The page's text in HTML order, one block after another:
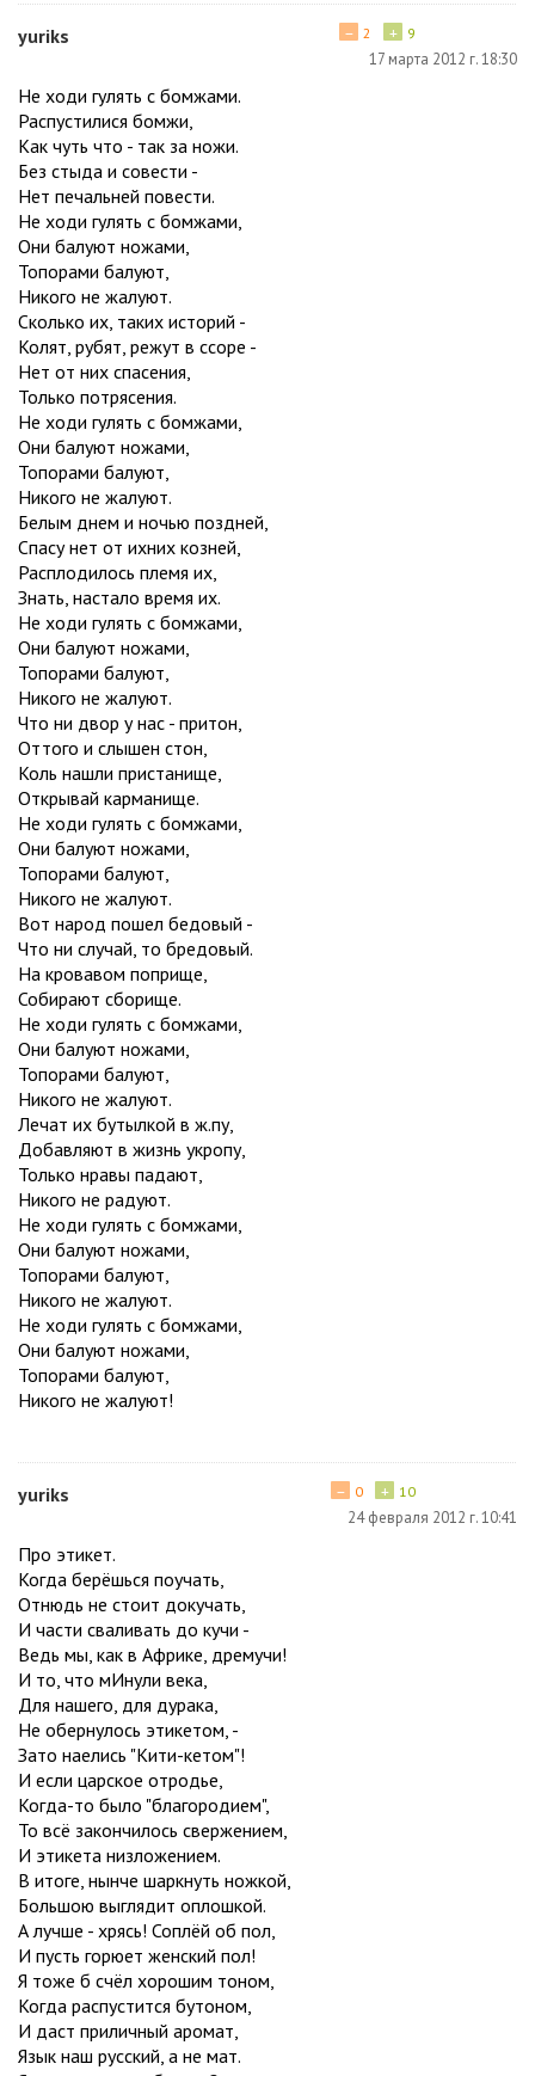
yuriks + 9
− 2
17 марта 2012 г. 18:30
Не ходи гулять с бомжами.
Распустилися бомжи,
Как чуть что - так за ножи.
Без стыда и совести -
Нет печальней повести.
Не ходи гулять с бомжами,
Они балуют ножами,
Топорами балуют,
Никого не жалуют.
Сколько их, таких историй -
Колят, рубят, режут в ссоре -
Нет от них спасения,
Только потрясения.
Не ходи гулять с бомжами,
Они балуют ножами,
Топорами балуют,
Никого не жалуют.
Белым днем и ночью поздней,
Спасу нет от ихних козней,
Расплодилось племя их,
Знать, настало время их.
Не ходи гулять с бомжами,
Они балуют ножами,
Топорами балуют,
Никого не жалуют.
Что ни двор у нас - притон,
Оттого и слышен стон,
Коль нашли пристанище,
Открывай карманище.
Не ходи гулять с бомжами,
Они балуют ножами,
Топорами балуют,
Никого не жалуют.
Вот народ пошел бедовый -
Что ни случай, то бредовый.
На кровавом поприще,
Собирают сборище.
Не ходи гулять с бомжами,
Они балуют ножами,
Топорами балуют,
Никого не жалуют.
Лечат их бутылкой в ж.пу,
Добавляют в жизнь укропу,
Только нравы падают,
Никого не радуют.
Не ходи гулять с бомжами,
Они балуют ножами,
Топорами балуют,
Никого не жалуют.
Не ходи гулять с бомжами,
Они балуют ножами,
Топорами балуют,
Никого не жалуют!
yuriks + 10
− 0
24 февраля 2012 г. 10:41
Про этикет.
Когда берёшься поучать,
Отнюдь не стоит докучать,
И части сваливать до кучи -
Ведь мы, как в Африке, дремучи!
И то, что мИнули века,
Для нашего, для дурака,
Не обернулось этикетом, -
Зато наелись "Кити-кетом"!
И если царское отродье,
Когда-то было "благородием",
То всё закончилось свержением,
И этикета низложением.
В итоге, нынче шаркнуть ножкой,
Большою выглядит оплошкой.
А лучше - хрясь! Соплёй об пол,
И пусть горюет женский пол!
Я тоже б счёл хорошим тоном,
Когда распустится бутоном,
И даст приличный аромат,
Язык наш русский, а не мат.